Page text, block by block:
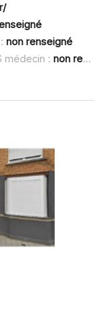
non renseigné
médecin : non renseigné